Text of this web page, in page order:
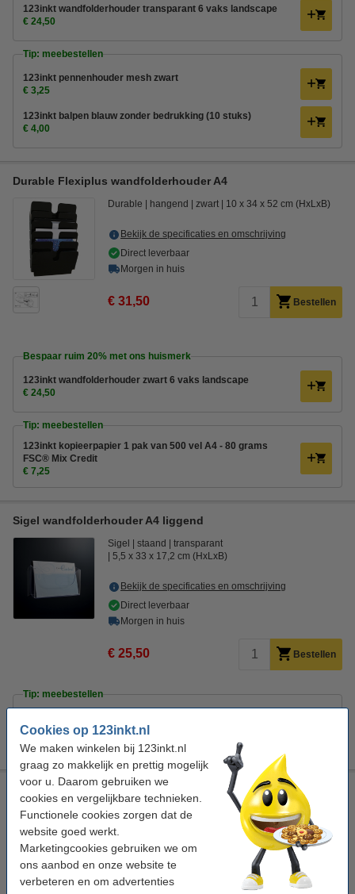
Cookies op 123inkt.nl
We maken winkelen bij 123inkt.nl
graag zo makkelijk en prettig mogelijk
voor u. Daarom gebruiken we
cookies en vergelijkbare technieken.
Functionele cookies zorgen dat de
website goed werkt.
Marketingcookies gebruiken we om
ons aanbod en onze website te
verbeteren en om advertenties
123inkt wandfolderhouder transparant 6 vaks landscape
€ 24,50
Tip: meebestellen
123inkt pennenhouder mesh zwart
€ 3,25
123inkt balpen blauw zonder bedrukking (10 stuks)
€ 4,00
Durable Flexiplus wandfolderhouder A4
Durable hangend zwart 10 x 34 x 52 cm (HxLxB)
Bekijk de specificaties en omschrijving
Direct leverbaar
Morgen in huis
€ 31,50 Bestellen
Bespaar ruim 20% met ons huismerk
123inkt wandfolderhouder zwart 6 vaks landscape
€ 24,50
Tip: meebestellen
123inkt kopieerpapier 1 pak van 500 vel A4 - 80 grams
FSC® Mix Credit
€ 7,25
Sigel wandfolderhouder A4 liggend
Sigel staand
transparant
5,5 x 33 x 17,2 cm (HxLxB)
Bekijk de specificaties en omschrijving
Direct leverbaar
Morgen in huis
€ 25,50 Bestellen
Tip: meebestellen
FSC® Mix Credit
Sigel wandfolderhouder voor buiten acryl A4
Sigel hangend
transparant
Bekijk de specificaties en omschrijving